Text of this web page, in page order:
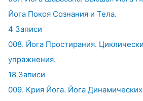
Йога Покоя Сознания и Тела.
4 Записи
008. Йога Простирания.
упражнения.
18 Записи
009. Крия Йога. Йога Динамических